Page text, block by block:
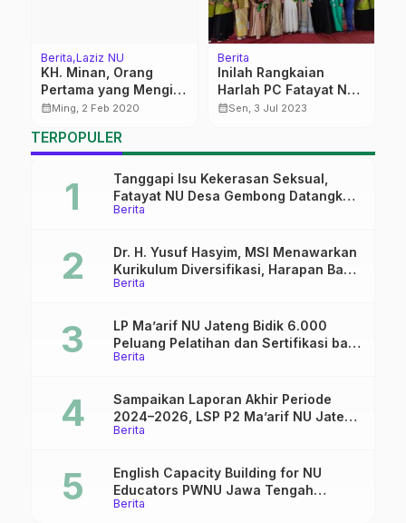
Berita Laziz NU
KH. Minan, Orang
Pertama yang Mengisi
Koin Muktamar di Pati
calendar_monthMing, 2 Feb 2020
Berita
Inilah Rangkaian
Harlah PC Fatayat NU
Pati
calendar_monthSen, 3 Jul 2023
TERPOPULER
Berita
Tanggapi Isu Kekerasan Seksual,
Fatayat NU Desa Gembong Datangkan
Aktifis HAM
Berita
Dr. H. Yusuf Hasyim, MSI Menawarkan
Kurikulum Diversifikasi, Harapan Baru
dalam dunia pendidikan
Berita
LP Ma’arif NU Jateng Bidik 6.000
Peluang Pelatihan dan Sertifikasi bagi
Lulusan SMK
Berita
Sampaikan Laporan Akhir Periode
2024–2026, LSP P2 Ma’arif NU Jateng
Mantapkan Sinergi Link and Match
Berita
English Capacity Building for NU
Educators PWNU Jawa Tengah
Batch#4; Membuka Jalan Menuju